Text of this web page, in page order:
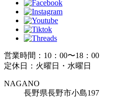
営業時間：10：00〜18：00
定休日：火曜日・水曜日
NAGANO
長野県長野市小島197